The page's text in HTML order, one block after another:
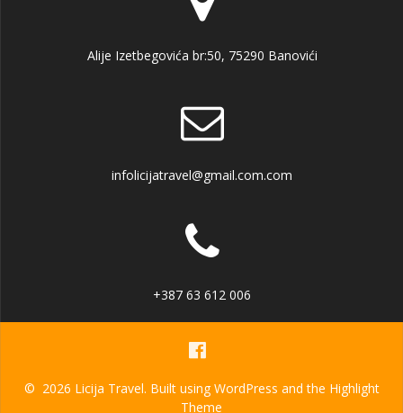
Alije Izetbegovića br:50, 75290 Banovići
infolicijatravel@gmail.com.com
+387 63 612 006
© 2026 Licija Travel. Built using WordPress and the Highlight
Theme